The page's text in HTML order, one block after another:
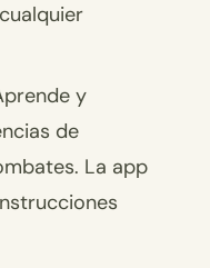
y
de
La app